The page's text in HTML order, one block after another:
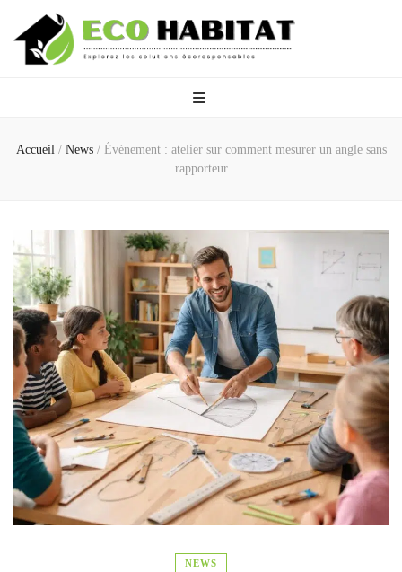
Eco Habitat
Accueil / News / Événement : atelier sur comment mesurer un angle sans
rapporteur
NEWS